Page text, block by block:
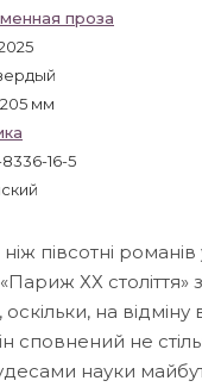
проза
мм
16-5
півсотні
ХХ століття»
на відміну
сповнений не
науки